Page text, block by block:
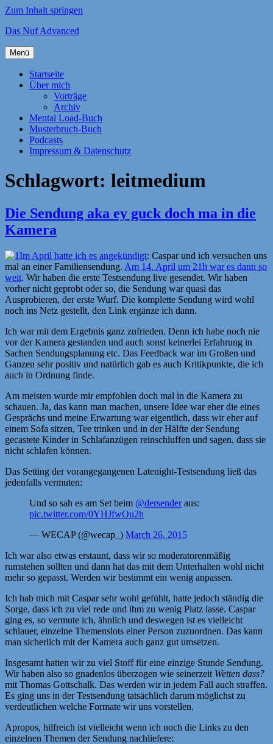
Zum Inhalt springen
Das Nuf Advanced
Menü
Startseite
Über mich
Vorträge
Archiv
Mental Load-Buch
Musterbruch-Buch
Podcasts
Impressum & Datenschutz
Schlagwort: leitmedium
Die Sendung aka ey guck doch ma in die
Kamera
Im April hatte ich es angekündigt: Caspar und ich versuchen uns
mal an einer Familiensendung. Am 14. April um 21h war es dann so
weit. Wir haben die erste Testsendung live gesendet. Wir haben
vorher nicht geprobt oder so, die Sendung war quasi das
Ausprobieren, der erste Wurf. Die komplette Sendung wird wohl
noch ins Netz gestellt, den Link ergänze ich dann.
Ich war mit dem Ergebnis ganz zufrieden. Denn ich habe noch nie
vor der Kamera gestanden und auch sonst keinerlei Erfahrung in
Sachen Sendungsplanung etc. Das Feedback war im Großen und
Ganzen sehr positiv und natürlich gab es auch Kritikpunkte, die ich
auch in Ordnung finde.
Am meisten wurde mir empfohlen doch mal in die Kamera zu
schauen. Ja, das kann man machen, unsere Idee war eher die eines
Gesprächs und meine Erwartung war eigentlich, dass wir eher auf
einem Sofa sitzen, Tee trinken und in der Hälfte der Sendung
gecastete Kinder in Schlafanzügen reinschluffen und sagen, dass sie
nicht schlafen können.
Das Setting der vorangegangenen Latenight-Testsendung ließ das
jedenfalls vermuten:
Und so sah es am Set beim @dersenderaus:
pic.twitter.com/0YHJfwOu2h
— WECAP (@wecap_) March 26, 2015
Ich war also etwas erstaunt, dass wir so moderatorenmäßig
rumstehen sollten und dann hat das mit dem Unterhalten wohl nicht
mehr so gepasst. Werden wir bestimmt ein wenig anpassen.
Ich hab mich mit Caspar sehr wohl gefühlt, hatte jedoch ständig die
Sorge, dass ich zu viel rede und ihm zu wenig Platz lasse. Caspar
ging es, so vermute ich, ähnlich und deswegen ist es vielleicht
schlauer, einzelne Themenslots einer Person zuzuordnen. Das kann
man sicherlich mit der Kamera auch ganz gut umsetzen.
Insgesamt hatten wir zu viel Stoff für eine einzige Stunde Sendung.
Wir haben also so gnadenlos überzogen wie seinerzeit Wetten dass?
mit Thomas Gottschalk. Das werden wir in jedem Fall auch straffen.
Es ging uns in der Testsendung tatsächlich darum möglichst zu
verdeutlichen welche Formate wir uns vorstellen.
Apropos, hilfreich ist vielleicht wenn ich noch die Links zu den
einzelnen Themen der Sendung nachliefere: